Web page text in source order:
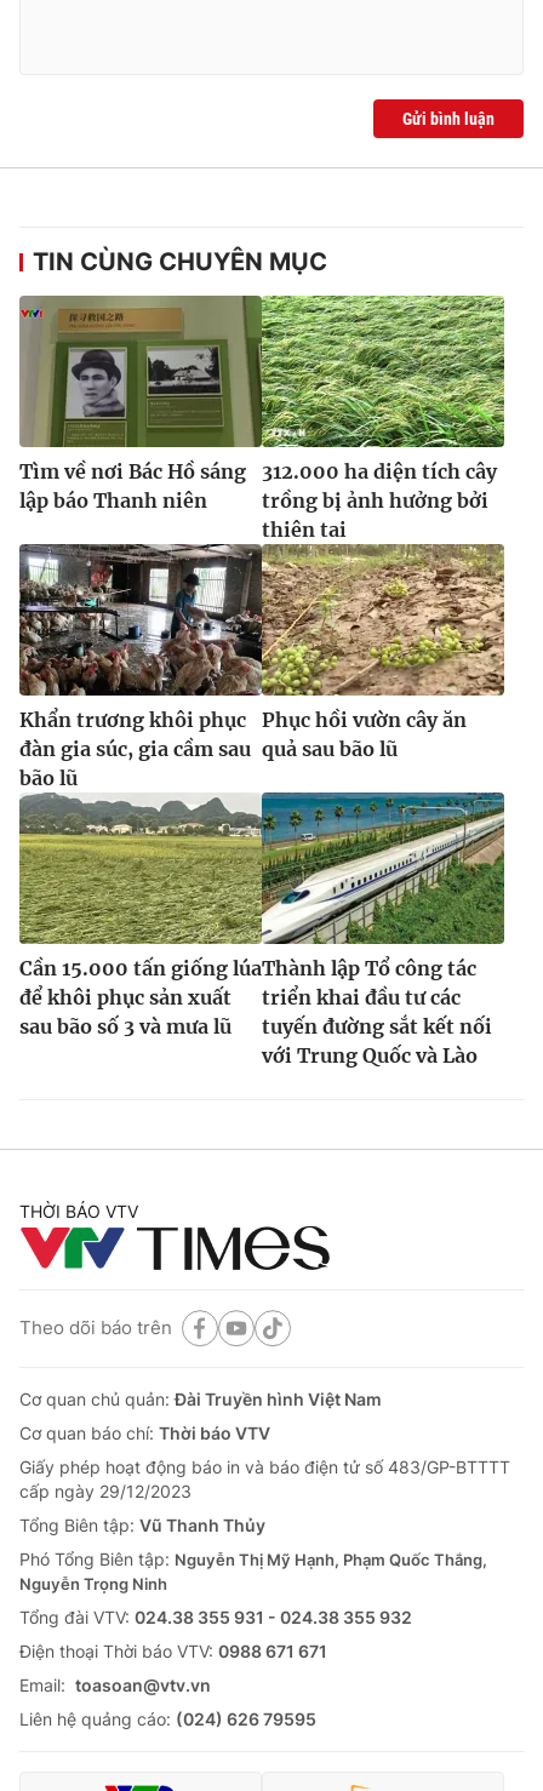
Gửi bình luận
TIN CÙNG CHUYÊN MỤC
Tìm về nơi Bác Hồ sáng
lập báo Thanh niên
312.000 ha diện tích cây
trồng bị ảnh hưởng bởi
thiên tai
Khẩn trương khôi phục
đàn gia súc, gia cầm sau
bão lũ
Phục hồi vườn cây ăn
quả sau bão lũ
Cần 15.000 tấn giống lúa
để khôi phục sản xuất
sau bão số 3 và mưa lũ
Thành lập Tổ công tác
triển khai đầu tư các
tuyến đường sắt kết nối
với Trung Quốc và Lào
THỜI BÁO VTV
Theo dõi báo trên
Cơ quan chủ quản:Đài Truyền hình Việt Nam
Cơ quan báo chí: Thời báo VTV
Giấy phép hoạt động báo in và báo điện tử số 483/GP-BTTTT
cấp ngày 29/12/2023
Tổng Biên tập: Vũ Thanh Thủy
Phó Tổng Biên tập: Nguyễn Thị Mỹ Hạnh, Phạm Quốc Thắng,
Nguyễn Trọng Ninh
Tổng đài VTV: 024.38 355 931 - 024.38 355 932
Ðiện thoại Thời báo VTV: 0988 671 671
Email: toasoan@vtv.vn
Liên hệ quảng cáo: (024) 626 79595